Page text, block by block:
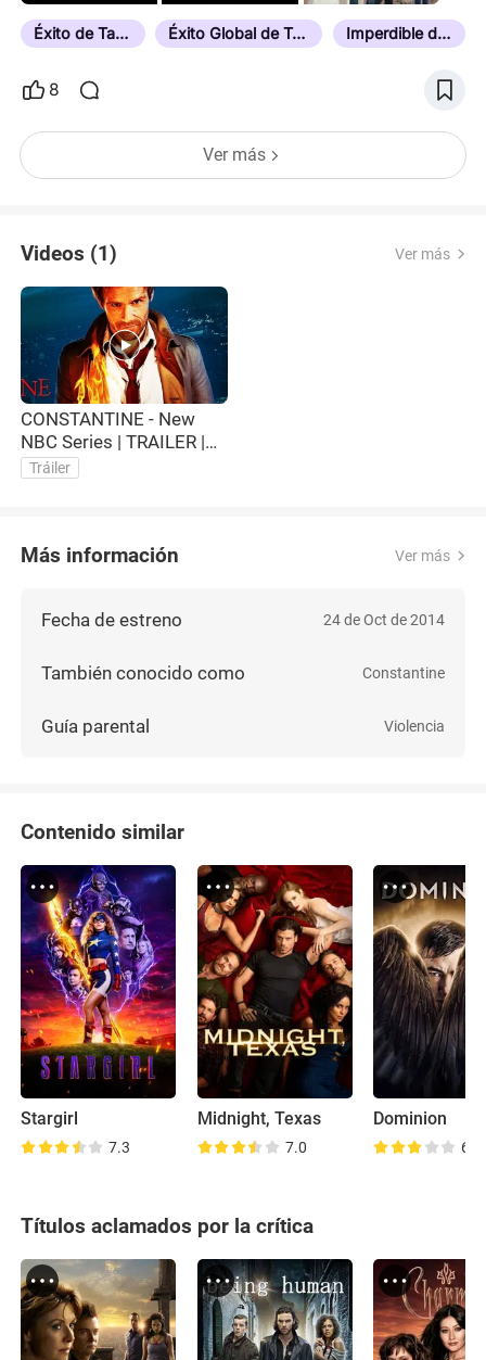
Éxito de Taquilla Éxito Global de Taquilla Imperdible de Ver
8
Ver más
Videos (1) Ver más
CONSTANTINE - New
NBC Series | TRAILER |
HD
Tráiler
Más información Ver más
Fecha de estreno 24 de Oct de 2014
También conocido como Constantine
Guía parental Violencia
Contenido similar
Stargirl
7.3
Midnight, Texas
7.0
Dominion
6.7
Títulos aclamados por la crítica